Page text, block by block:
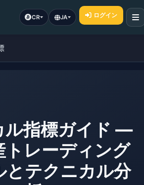
CR JA ログイン
ル指標ガイド —
トレーディング
とテクニカル分